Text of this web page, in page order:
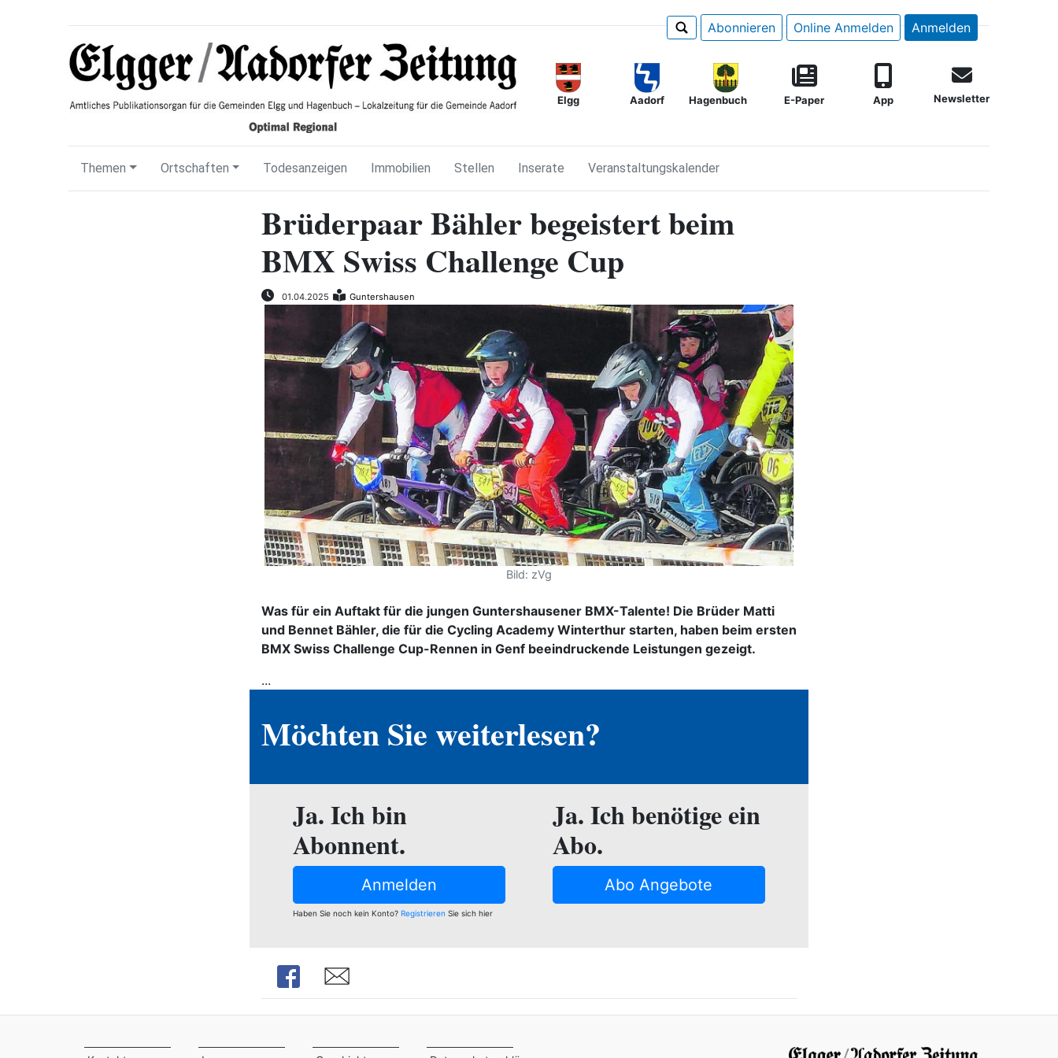
Abonnieren Online Anmelden Anmelden
Elgg Aadorf Hagenbuch E-Paper App Newsletter
Themen Ortschaften Todesanzeigen Immobilien Stellen Inserate Veranstaltungskalender
Brüderpaar Bähler begeistert beim
BMX Swiss Challenge Cup
01.04.2025 Guntershausen
Bild: zVg
Was für ein Auftakt für die jungen Guntershausener BMX-Talente! Die Brüder Matti
und Bennet Bähler, die für die Cycling Academy Winterthur starten, haben beim ersten
BMX Swiss Challenge Cup-Rennen in Genf beeindruckende Leistungen gezeigt.
...
Möchten Sie weiterlesen?
Ja. Ich bin
Abonnent.
Anmelden
Haben Sie noch kein Konto?Registrieren Sie sich hier
Ja. Ich benötige ein
Abo.
Abo Angebote
Share Share